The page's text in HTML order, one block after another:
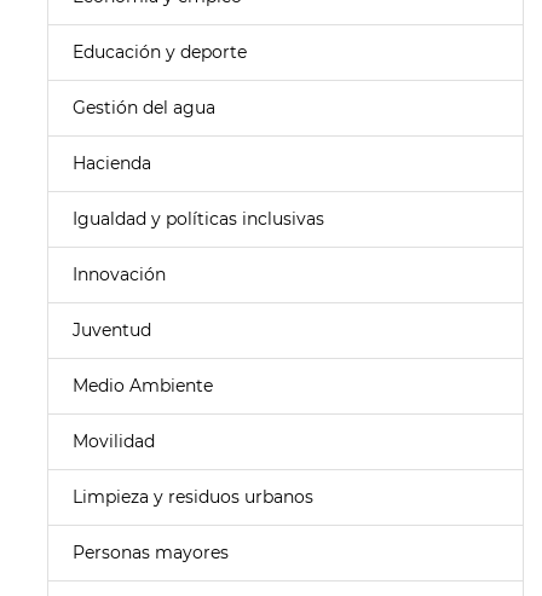
Educación y deporte
Gestión del agua
Hacienda
Igualdad y políticas inclusivas
Innovación
Juventud
Medio Ambiente
Movilidad
Limpieza y residuos urbanos
Personas mayores